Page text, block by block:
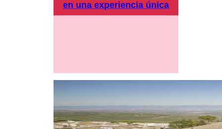
en una experiencia única